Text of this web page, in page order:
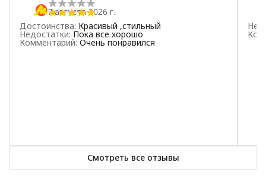
7 августа 2026 г.
Достоинства: Красивый ,стильный
Недостатки: Пока все хорошо
Комментарий: Очень понравился
Смотреть все отзывы